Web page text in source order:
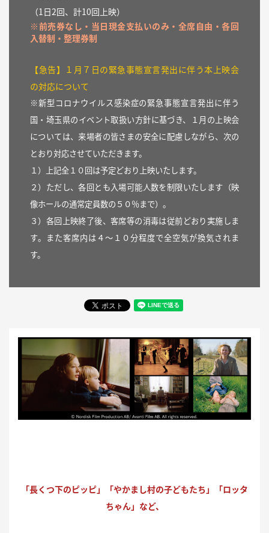
（1日2回、計10回上映）
※前売券なし・当日現金支払いのみ・全席自由・各回
入替制・整理券制
【急告】１月７日の緊急事態宣言発出に伴う本上映会
の対応について
※新型コロナウイルス感染症の緊急事態宣言発出に伴う
国・埼玉県のイベント取扱い方針に基づき、１月の上映会
については、来場者の皆さまの安全に配慮しながら、次の
とおり対応させていただきます。
１）上記全１０回は予定どおり上映いたします。
２）ただし、各回とも入場可能人数を制限いたします（映
像ホールの通常定員数の５０％まで）。
３）各回上映終了後、客席等の消毒は従前どおり実施しま
す。また客席内は４～１０分程度で全空気が換気されま
す。
「長くつ下のピッピ」「やかまし村の子どもたち」「ロッタ
ちゃん」など、